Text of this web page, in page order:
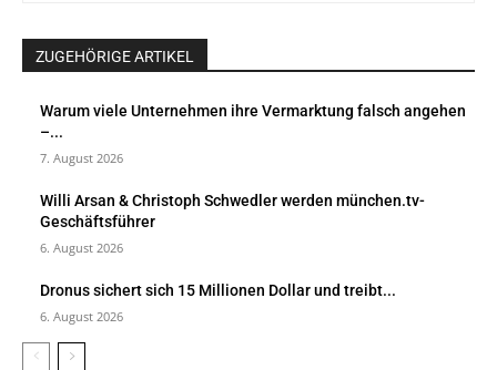
ZUGEHÖRIGE ARTIKEL
Warum viele Unternehmen ihre Vermarktung falsch angehen
–...
7. August 2026
Willi Arsan & Christoph Schwedler werden münchen.tv-
Geschäftsführer
6. August 2026
Dronus sichert sich 15 Millionen Dollar und treibt...
6. August 2026